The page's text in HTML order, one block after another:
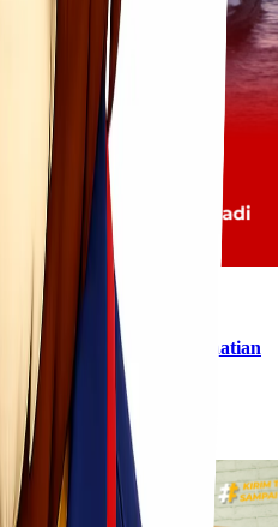
Sentosa II Menjadi Perhatian